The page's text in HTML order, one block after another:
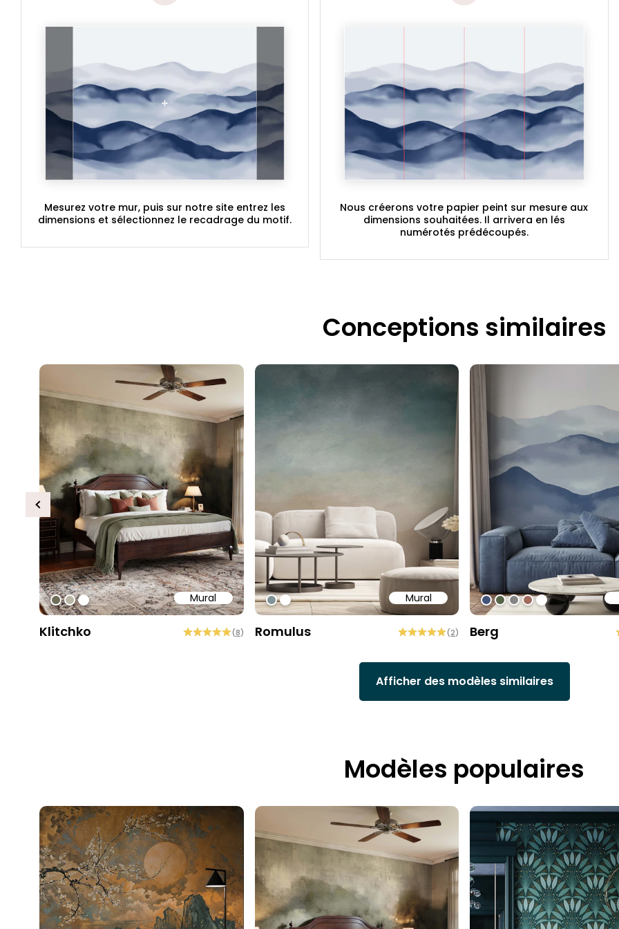
Mesurez votre mur, puis sur notre site entrez les
dimensions et sélectionnez le recadrage du motif.
Nous créerons votre papier peint sur mesure aux
dimensions souhaitées. Il arrivera en lés
numérotés prédécoupés.
Conceptions similaires
Mural
#6e6d58
#b9b6a6
#ffffff
Klitchko (8)
Mural
#809397
#ffffff
Romulus (2)
#43547a
#566449
#858585
#a16b5d
#ffffff
Berg
Previous
Afficher des modèles similaires
Modèles populaires